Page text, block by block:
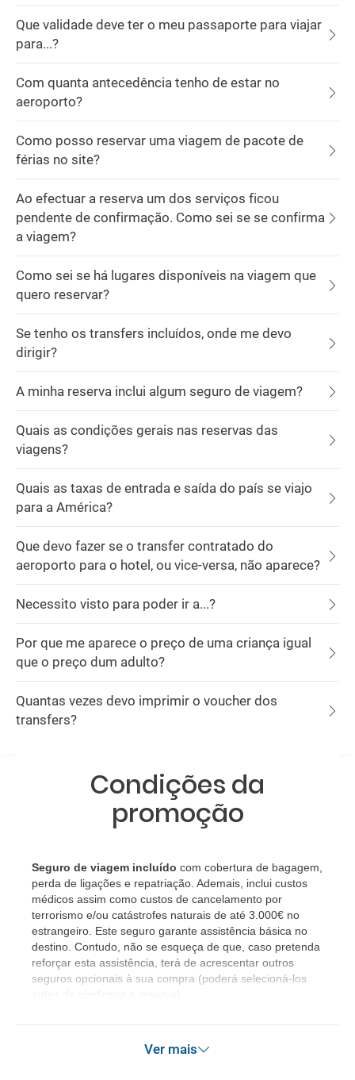
Que validade deve ter o meu passaporte para viajar
para...?
Com quanta antecedência tenho de estar no
aeroporto?
Como posso reservar uma viagem de pacote de
férias no site?
Ao efectuar a reserva um dos serviços ficou
pendente de confirmação. Como sei se se confirma
a viagem?
Como sei se há lugares disponíveis na viagem que
quero reservar?
Se tenho os transfers incluídos, onde me devo
dirigir?
A minha reserva inclui algum seguro de viagem?
Quais as condições gerais nas reservas das
viagens?
Quais as taxas de entrada e saída do país se viajo
para a América?
Que devo fazer se o transfer contratado do
aeroporto para o hotel, ou vice-versa, não aparece?
Necessito visto para poder ir a...?
Por que me aparece o preço de uma criança igual
que o preço dum adulto?
Quantas vezes devo imprimir o voucher dos
transfers?
Condições da
promoção
Seguro de viagem incluído com cobertura de bagagem,
perda de ligações e repatriação. Ademais, inclui custos
médicos assim como custos de cancelamento por
terrorismo e/ou catástrofes naturais de até 3.000€ no
estrangeiro. Este seguro garante assistência básica no
destino. Contudo, não se esqueça de que, caso pretenda
reforçar esta assistência, terá de acrescentar outros
seguros opcionais à sua compra (poderá selecioná-los
antes de confirmar a reserva).
Ver mais